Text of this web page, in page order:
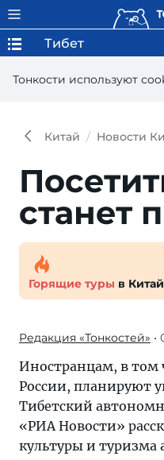
Тонкости используют
Тибет
Китай Новости
ста­нет
Горящие туры в Китай
Редакция «Тонкостей» •
Иностранцам, в том
России, планируют
Тибетский
«РИА Новости»
культуры и туризма